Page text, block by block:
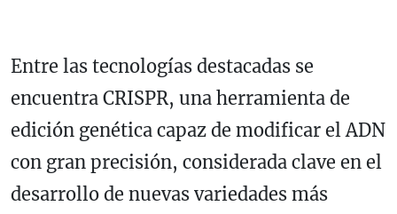
Entre las tecnologías destacadas se
encuentra CRISPR, una herramienta de
edición genética capaz de modificar el ADN
con gran precisión, considerada clave en el
desarrollo de nuevas variedades más